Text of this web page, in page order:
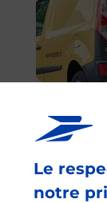
Le
notre
Vous
les